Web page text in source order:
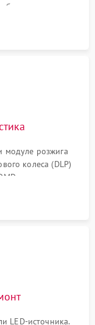
балласта лампы и
или вздутых
модуле розжига
колеса (DLP)
чипа, датчиков
и
LED-источника.